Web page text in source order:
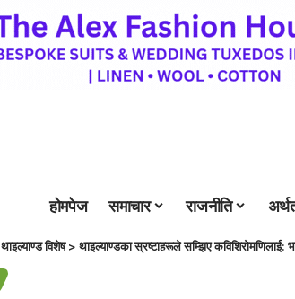
होमपेज समाचार राजनीति
थाइल्याण्ड विशेष> थाइल्याण्डका स्रष्टाहरूले सम्झिए